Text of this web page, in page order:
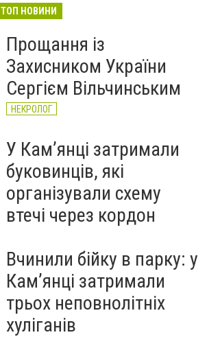
ТОП НОВИНИ
Прощання із
Захисником України
Сергієм Вільчинським
НЕКРОЛОГ
У Кам’янці затримали
буковинців, які
організували схему
втечі через кордон
Вчинили бійку в парку: у
Кам’янці затримали
трьох неповнолітніх
хуліганів